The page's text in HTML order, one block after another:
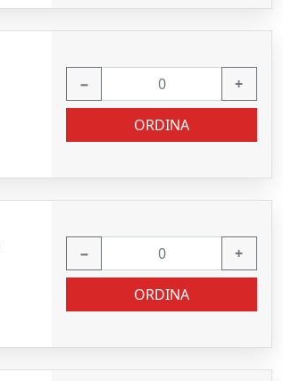
− +
ORDINA
− +
ORDINA